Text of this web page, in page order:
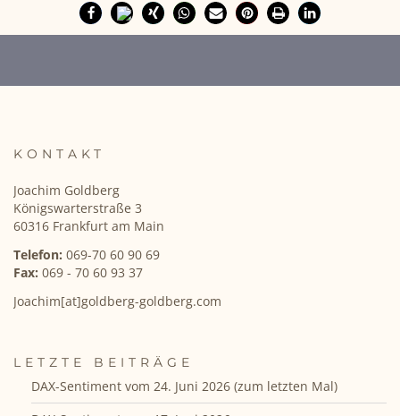
KONTAKT
Joachim Goldberg
Königswarterstraße 3
60316 Frankfurt am Main
Telefon: 069-70 60 90 69
Fax: 069 - 70 60 93 37
Joachim[at]goldberg-goldberg.com
LETZTE BEITRÄGE
DAX-Sentiment vom 24. Juni 2026 (zum letzten Mal)